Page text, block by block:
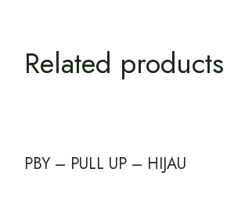
Related products
PBY – PULL UP – HIJAU